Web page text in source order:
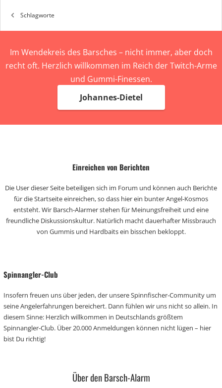
Schlagworte
Im Wendekreis des Barsches – nicht immer, aber doch
recht oft. Herzlich willkommen im Reich der Twitch-Arme
und Gummi-Finessen.
Johannes-Dietel
Einreichen von Berichten
Die User dieser Seite beteiligen sich im Forum und können auch Berichte
für die Startseite einreichen, so dass hier ein bunter Angel-Kosmos
entsteht. Wir Barsch-Alarmer stehen für Meinungsfreiheit und eine
freundliche Diskussionskultur. Natürlich macht dauerhafter Missbrauch
von Gummis und Hardbaits ein bisschen bekloppt.
Spinnangler-Club
Insofern freuen uns über jeden, der unsere Spinnfischer-Community um
seine Angelerfahrungen bereichert. Dann fühlen wir uns nicht so allein. In
diesem Sinne: Herzlich willkommen in Deutschlands größtem
Spinnangler-Club. Über 20.000 Anmeldungen können nicht lügen – hier
bist Du richtig!
Über den Barsch-Alarm